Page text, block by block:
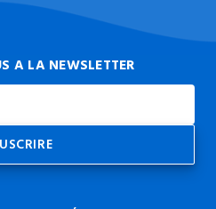
A LA NEWSLETTER